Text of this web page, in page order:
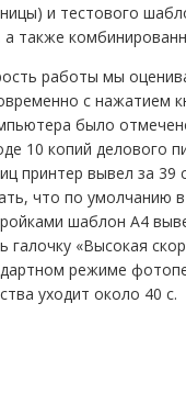
и тестового
а также
работы мы
с нажатием
было
10 копий делового
принтер вывел за 39
что по умолчанию
шаблон А4
галочку «Высокая
режиме
уходит около 40 с.